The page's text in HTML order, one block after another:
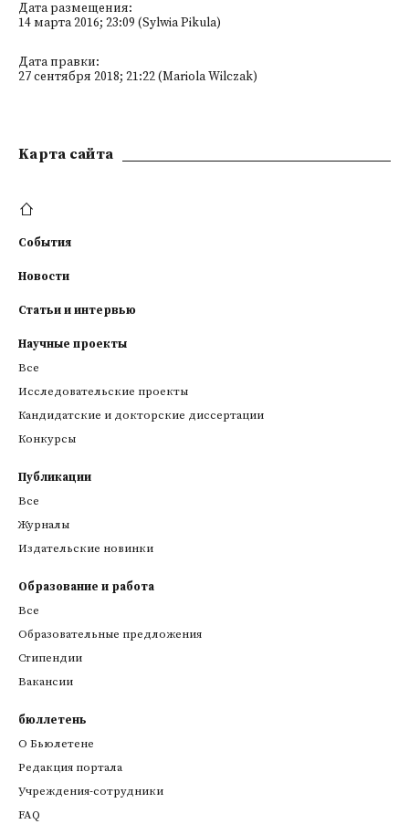
Дата размещения:
14 марта 2016; 23:09 (Sylwia Pikula)
Дата правки:
27 сентября 2018; 21:22 (Mariola Wilczak)
Kарта сайта
События
Новости
Статьи и интервью
Научные проекты
Все
Исследовательские проекты
Кандидатские и докторские диссертации
Конкурсы
Публикации
Все
Журналы
Издательские новинки
Образование и работа
Все
Образовательные предложения
Стипендии
Вакансии
бюллетень
О Бьюлетене
Редакция портала
Учреждения-сотрудники
FAQ